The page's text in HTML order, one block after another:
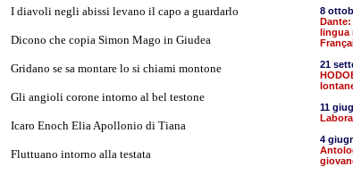
I diavoli negli abissi levano il capo a guardarlo
Dicono che copia Simon Mago in Giudea
Gridano se sa montare lo si chiami montone
Gli angioli corone intorno al bel testone
Icaro Enoch Elia Apollonio di Tiana
Fluttuano intorno alla testata
8
lingua
21
11
4